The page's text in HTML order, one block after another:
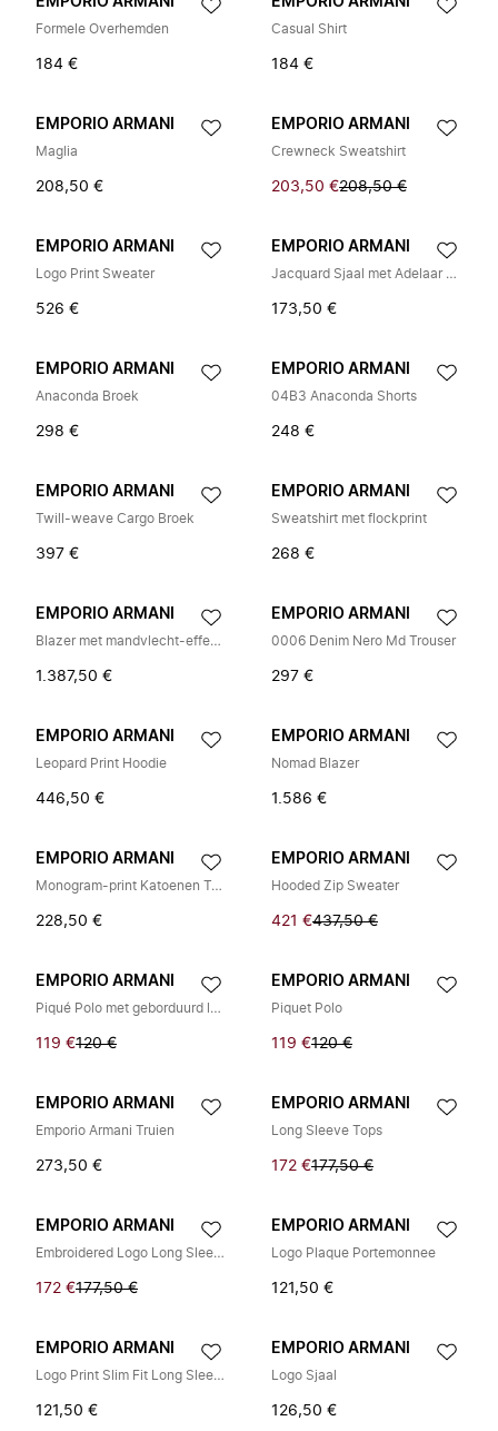
Formele Overhemden
184 €
Casual Shirt
184 €
EMPORIO ARMANI
Maglia
208,50 €
EMPORIO ARMANI
Crewneck Sweatshirt
203,50 €208,50 €
EMPORIO ARMANI
Logo Print Sweater
526 €
EMPORIO ARMANI
Jacquard Sjaal met Adelaar en Franjes
173,50 €
EMPORIO ARMANI
Anaconda Broek
298 €
EMPORIO ARMANI
04B3 Anaconda Shorts
248 €
EMPORIO ARMANI
Twill-weave Cargo Broek
397 €
EMPORIO ARMANI
Sweatshirt met flockprint
268 €
EMPORIO ARMANI
Blazer met mandvlecht-effect van Super 130's scheerwol canvas
1.387,50 €
EMPORIO ARMANI
0006 Denim Nero Md Trouser
297 €
EMPORIO ARMANI
Leopard Print Hoodie
446,50 €
EMPORIO ARMANI
Nomad Blazer
1.586 €
EMPORIO ARMANI
Monogram-print Katoenen T-shirt
228,50 €
EMPORIO ARMANI
Hooded Zip Sweater
421 €437,50 €
EMPORIO ARMANI
Piqué Polo met geborduurd logo
119 €120 €
EMPORIO ARMANI
Piquet Polo
119 €120 €
EMPORIO ARMANI
Emporio Armani Truien
273,50 €
EMPORIO ARMANI
Long Sleeve Tops
172 €177,50 €
EMPORIO ARMANI
Embroidered Logo Long Sleeve T-Shirt
172 €177,50 €
EMPORIO ARMANI
Logo Plaque Portemonnee
121,50 €
EMPORIO ARMANI
Logo Print Slim Fit Long Sleeve T-Shirt
121,50 €
EMPORIO ARMANI
Logo Sjaal
126,50 €